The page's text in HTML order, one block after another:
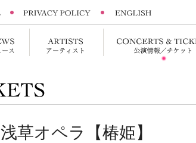
浅草オペラ【椿姫】